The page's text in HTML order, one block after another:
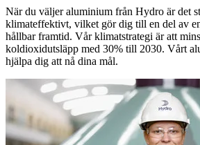
När du väljer aluminium från Hydro är det
klimateffektivt, vilket gör dig till en del av
hållbar framtid. Vår klimatstrategi är att
koldioxidutsläpp med 30% till 2030. Vårt
hjälpa dig att nå dina mål.